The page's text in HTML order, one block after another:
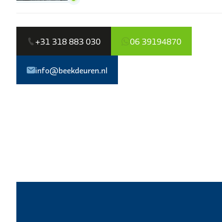
+31 318 883 030 06 39194870
info@beekdeuren.nl